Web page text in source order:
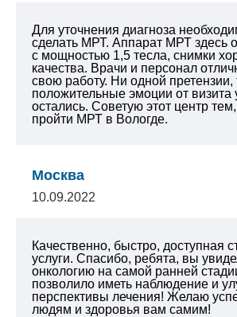
Для уточнения диагноза
сделать МРТ. Аппарат МРТ здесь
с мощностью 1,5 тесла, снимки
качества. Врачи и персонал
свою работу. Ни одной претензии,
положительные эмоции от визита
остались. Советую этот центр
пройти МРТ в Вологде.
Москва
10.09.2022
Качественно, быстро, доступная
услуги. Спасибо, ребята, вы
онкологию на самой ранней
позволило иметь наблюдение и
перспективы лечения! Желаю
людям и здоровья вам самим!